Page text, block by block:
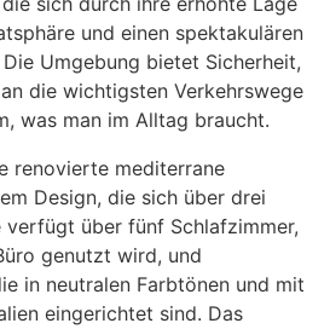
und einen spektakulären
Umgebung bietet Sicherheit,
die wichtigsten Verkehrswege
was man im Alltag braucht.
renovierte mediterrane
Design, die sich über drei
verfügt über fünf Schlafzimmer,
genutzt wird, und
in neutralen Farbtönen und mit
eingerichtet sind. Das